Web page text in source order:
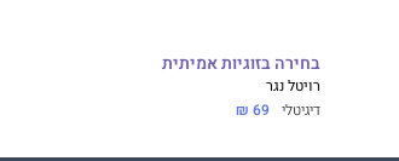
בחירה בזוגיות אמיתית
רויטל נגר
דיגיטלי 69 ₪